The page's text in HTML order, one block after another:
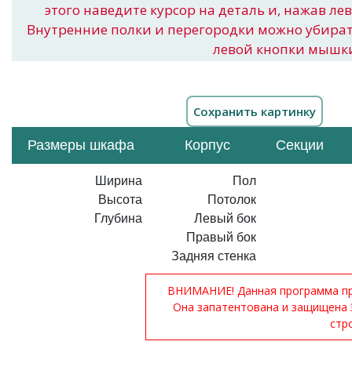
этого наведите курсор на деталь и, нажав
Внутренние полки и перегородки можно
левой кнопки
Размеры шкафа Корпус Секции
Ширина
Высота
Глубина
Пол
Потолок
Левый бок
Правый бок
Задняя стенка
ВНИМАНИЕ! Данная программа
Она запатентована и